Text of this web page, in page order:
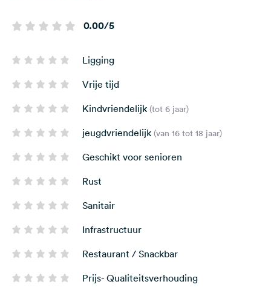
0.00/5
Ligging
Vrije tijd
Kindvriendelijk (tot 6 jaar)
jeugdvriendelijk (van 16 tot 18 jaar)
Geschikt voor senioren
Rust
Sanitair
Infrastructuur
Restaurant / Snackbar
Prijs- Qualiteitsverhouding